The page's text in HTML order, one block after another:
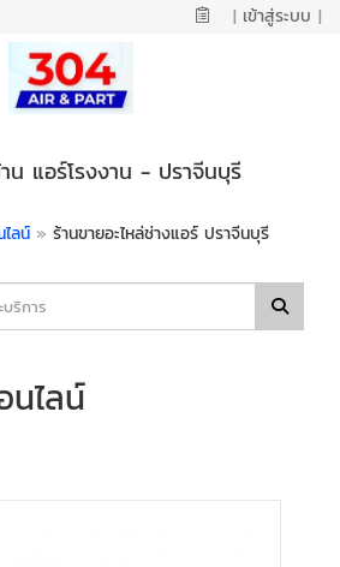
| เข้าสู่ระบบ |
น แอร์โรงงาน - ปราจีนบุรี
ลน์ » ร้านขายอะไหล่ช่างแอร์ ปราจีนบุรี
ไลน์